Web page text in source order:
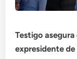
Testigo
expresidente